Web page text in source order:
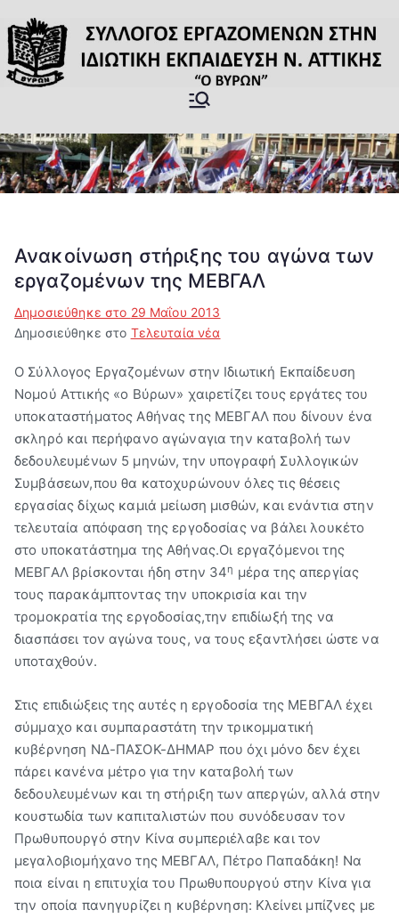
στο
περιεχόμενο
Εργαζομέν
ων στην
Ιδιωτική
Εκπαίδευσ
Αττικής "Ο
Βύρων"
εκπαιδευτικών Βύρωνας
Ανακοίνωση στήριξης του αγώνα των
εργαζομένων της ΜΕΒΓΑΛ
Δημοσιεύθηκε στο 29 Μαΐου 2013
Δημοσιεύθηκε στο Τελευταία νέα
Ο Σύλλογος Εργαζομένων στην Ιδιωτική Εκπαίδευση
Νομού Αττικής «ο Βύρων» χαιρετίζει τους εργάτες του
υποκαταστήματος Αθήνας της ΜΕΒΓΑΛ που δίνουν ένα
σκληρό και περήφανο αγώναγια την καταβολή των
δεδουλευμένων 5 μηνών, την υπογραφή Συλλογικών
Συμβάσεων,που θα κατοχυρώνουν όλες τις θέσεις
εργασίας δίχως καμιά μείωση μισθών, και ενάντια στην
τελευταία απόφαση της εργοδοσίας να βάλει λουκέτο
στο υποκατάστημα της Αθήνας.Οι εργαζόμενοι της
ΜΕΒΓΑΛ βρίσκονται ήδη στην 34η μέρα της απεργίας
τους παρακάμπτοντας την υποκρισία και την
τρομοκρατία της εργοδοσίας,την επιδίωξή της να
διασπάσει τον αγώνα τους, να τους εξαντλήσει ώστε να
υποταχθούν.
Στις επιδιώξεις της αυτές η εργοδοσία της ΜΕΒΓΑΛ έχει
σύμμαχο και συμπαραστάτη την τρικομματική
κυβέρνηση ΝΔ-ΠΑΣΟΚ-ΔΗΜΑΡ που όχι μόνο δεν έχει
πάρει κανένα μέτρο για την καταβολή των
δεδουλευμένων και τη στήριξη των απεργών, αλλά στην
κουστωδία των καπιταλιστών που συνόδευσαν τον
Πρωθυπουργό στην Κίνα συμπεριέλαβε και τον
μεγαλοβιομήχανο της ΜΕΒΓΑΛ, Πέτρο Παπαδάκη! Να
ποια είναι η επιτυχία του Πρωθυπουργού στην Κίνα για
την οποία πανηγυρίζει η κυβέρνηση: Κλείνει μπίζνες με